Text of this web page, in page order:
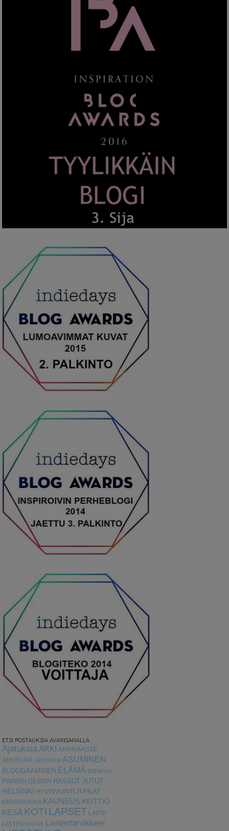
ETSI POSTAUKSIA AVAINSANALLA
Ajatuksia ARKI ARKIHAASTE
ARKIKUVA ARVONTA ASUMINEN
BLOGGAAMINEN ELÄMÄ ESPANJA
FINNISH DESIGN HASSUT JUTUT
HELSINKI HYVINVOINTI JUHLAT
KASVISRUOKA KAUNEUS KEITTIÖ
KESÄ KOTI LAPSET LAPSI
LASTENHUONE Lastentarvikkeet